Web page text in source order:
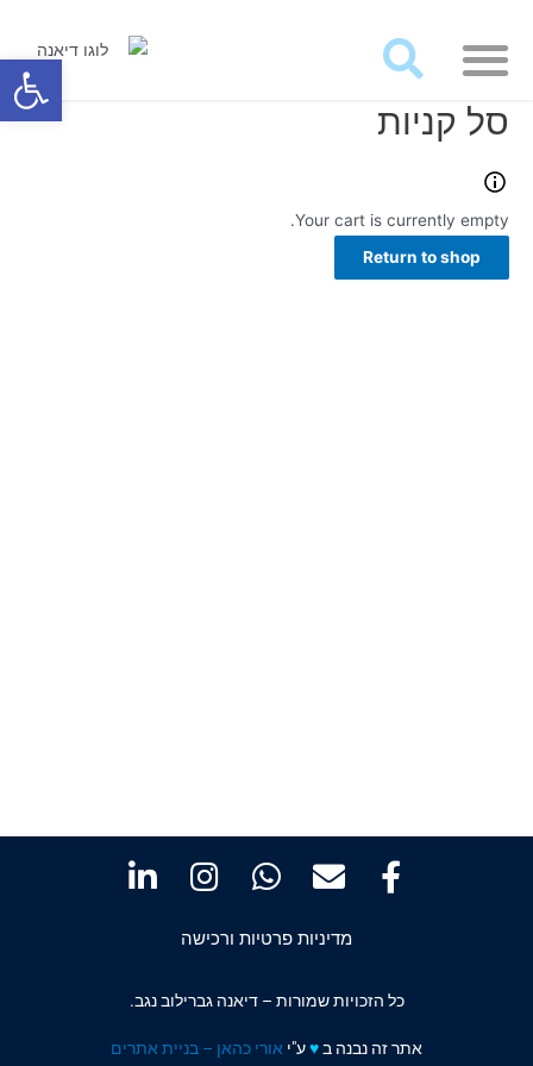
סל קניות
Your cart is currently empty.
Return to shop
מדיניות פרטיות ורכישה
כל הזכויות שמורות – דיאנה גברילוב נגב.
אתר זה נבנה ב♥️ע"י אורי כהאן – בניית אתרים
פתח